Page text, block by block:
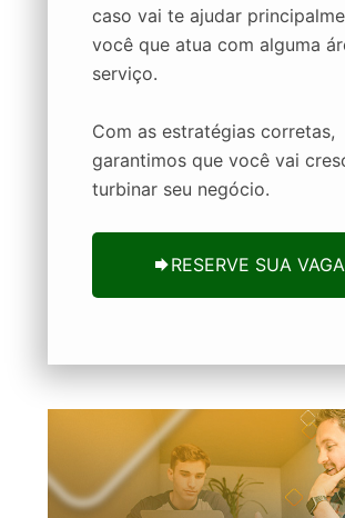
caso vai te ajudar
você que atua com alguma
serviço.
Com as estratégias corretas,
garantimos que você vai
turbinar seu negócio.
RESERVE SUA VAGA